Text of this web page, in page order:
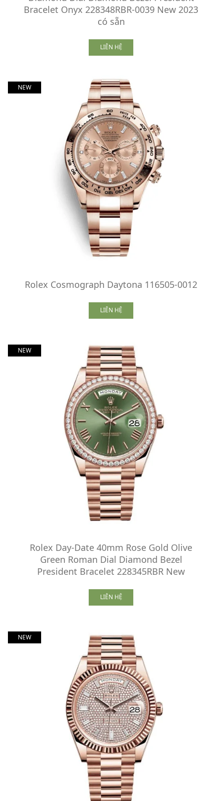
Bracelet Onyx 228348RBR-0039 New 2023
có sẵn
LIÊN HỆ
NEW
Rolex Cosmograph Daytona 116505-0012
LIÊN HỆ
NEW
Rolex Day-Date 40mm Rose Gold Olive
Green Roman Dial Diamond Bezel
President Bracelet 228345RBR New
LIÊN HỆ
NEW